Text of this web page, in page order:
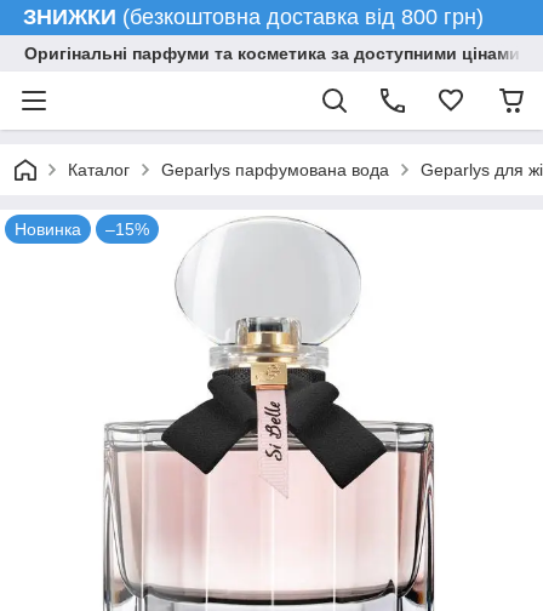
ЗНИЖКИ (безкоштовна доставка від 800 грн)
Оригінальні парфуми та косметика за доступними цінами
Каталог Geparlys парфумована вода Geparlys для
Новинка –15%